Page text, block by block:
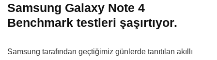
Samsung Galaxy Note 4
Benchmark testleri şaşırtıyor.
Samsung tarafından geçtiğimiz günlerde tanıtılan akıllı